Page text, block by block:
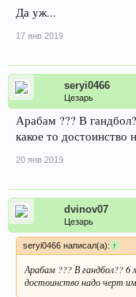
Да уж...
17 янв 2019
seryi0466
Цезарь
Арабам ??? В
какое то достоинство
20 янв 2019
dvinov07
Цезарь
seryi0466 написал(а):↑
Арабам ??? В гандбол?? 6
достоинство надо черт